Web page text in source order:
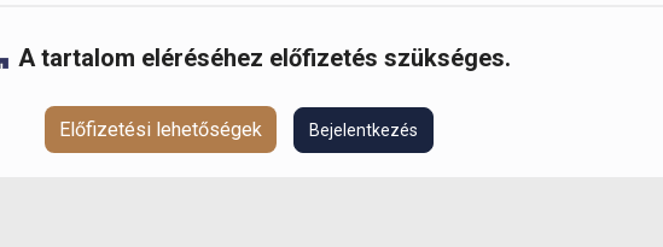
A tartalom eléréséhez előfizetés szükséges.
Előfizetési lehetőségek Bejelentkezés